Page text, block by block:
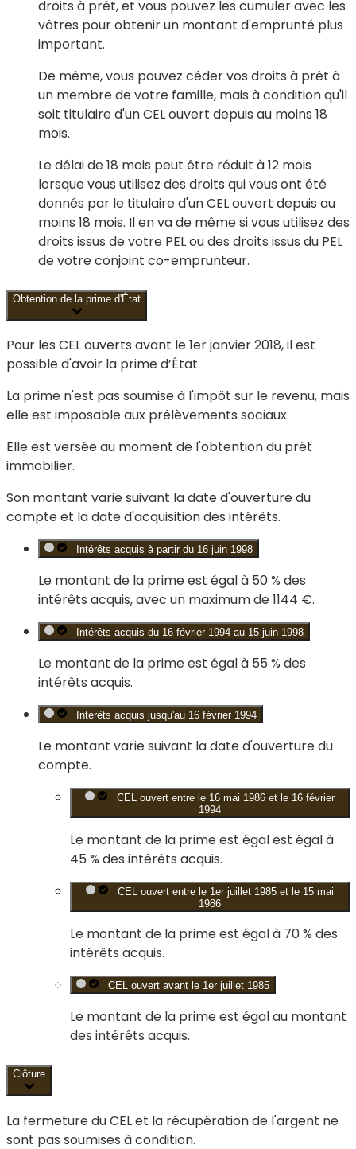
droits à prêt, et vous pouvez les cumuler avec les
vôtres pour obtenir un montant d'emprunté plus
important.
De même, vous pouvez céder vos droits à prêt à
un membre de votre famille, mais à condition qu'il
soit titulaire d'un CEL ouvert depuis au moins 18
mois.
Le délai de 18 mois peut être réduit à 12 mois
lorsque vous utilisez des droits qui vous ont été
donnés par le titulaire d'un CEL ouvert depuis au
moins 18 mois. Il en va de même si vous utilisez des
droits issus de votre PEL ou des droits issus du PEL
de votre conjoint co-emprunteur.
Obtention de la prime d'État
Pour les CELouverts avant le 1erjanvier 2018,il est
possible d'avoir la prime d’État.
La prime n'est pas soumise à l'impôt sur le revenu, mais
elle est imposable aux prélèvements sociaux.
Elle est versée au moment de l'obtention du prêt
immobilier.
Son montant varie suivant la date d'ouverture du
compte et la date d'acquisition des intérêts.
Intérêts acquis à partir du 16 juin 1998
Le montant de la prime est égal à 50 % des
intérêts acquis, avec un maximum de1144 €.
Intérêts acquis du 16 février 1994 au 15 juin 1998
Le montant de la prime est égal à 55 % des
intérêts acquis.
Intérêts acquis jusqu'au 16 février 1994
Le montant varie suivant la date d'ouverture du
compte.
CEL ouvert entre le 16 mai 1986 et le 16 février
1994
Le montant de la prime est égal est égal à
45 % des intérêts acquis.
CEL ouvert entre le 1er juillet 1985 et le 15 mai
1986
Le montant de la prime est égal à 70 % des
intérêts acquis.
CEL ouvert avant le 1er juillet 1985
Le montant de la prime est égal au montant
des intérêts acquis.
Clôture
La fermeture du CEL et la récupération de l'argent ne
sont pas soumises à condition.